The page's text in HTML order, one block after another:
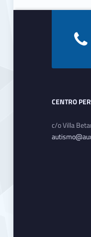
Footer info
Footer
CENTRO
c/o Villa